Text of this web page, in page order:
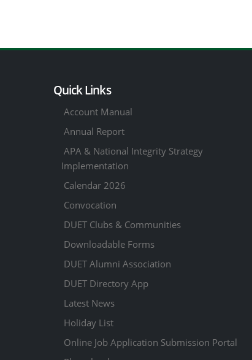
Quick Links
Account Manual
Annual Report
APA & National Integrity Strategy
Implementation
Calendar 2026
Convocation
DUET Clubs & Communities
Downloadable Forms
DUET Alumni Association
DUET Directory App
Latest News
Holiday List
Online Job Application Submission Portal